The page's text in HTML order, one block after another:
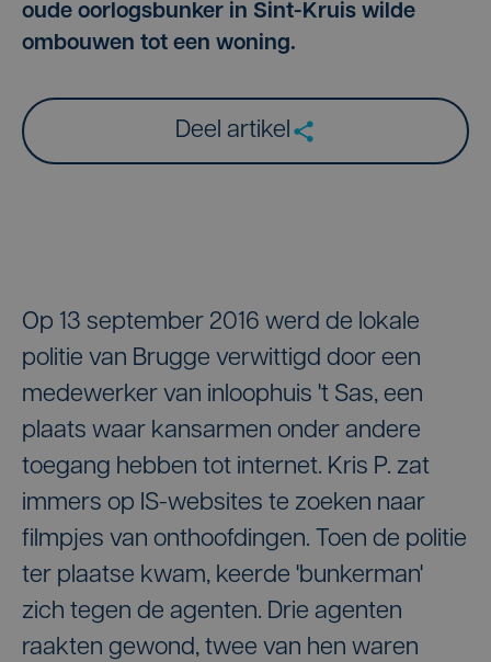
oude oorlogsbunker in Sint-Kruis wilde
ombouwen tot een woning.
Deel artikel
Op 13 september 2016 werd de lokale
politie van Brugge verwittigd door een
medewerker van inloophuis 't Sas, een
plaats waar kansarmen onder andere
toegang hebben tot internet. Kris P. zat
immers op IS-websites te zoeken naar
filmpjes van onthoofdingen. Toen de politie
ter plaatse kwam, keerde 'bunkerman'
zich tegen de agenten. Drie agenten
raakten gewond, twee van hen waren